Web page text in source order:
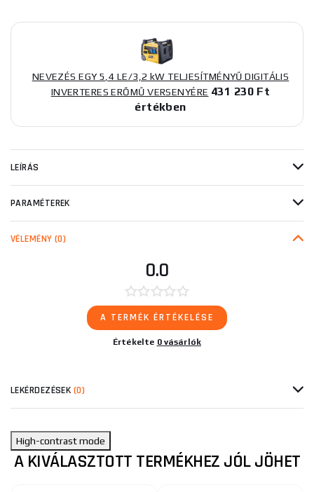
NEVEZÉS EGY 5,4 LE/3,2 kW TELJESÍTMÉNYŰ DIGITÁLIS
INVERTERES ERŐMŰ VERSENYÉRE 431 230 Ft
értékben
LEÍRÁS
PARAMÉTEREK
VÉLEMÉNY (0)
0.0
A TERMÉK ÉRTÉKELÉSE
Értékelte 0 vásárlók
LEKÉRDEZÉSEK (0)
High-contrast mode
A KIVÁLASZTOTT TERMÉKHEZ JÓL JÖHET